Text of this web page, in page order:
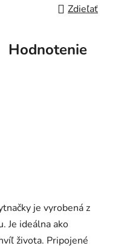
Zdieľať
Hodnotenie
je vyrobená z
Je ideálna ako
života. Pripojené